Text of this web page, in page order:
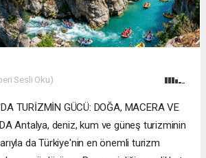
Sesli Oku)
TURİZMİN GÜCÜ: DOĞA, MACERA VE
Antalya, deniz, kum ve güneş turizminin
da Türkiye'nin en önemli turizm